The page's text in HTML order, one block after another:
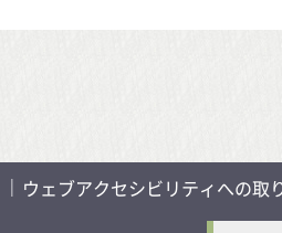
ウェブアクセシビリティへの取